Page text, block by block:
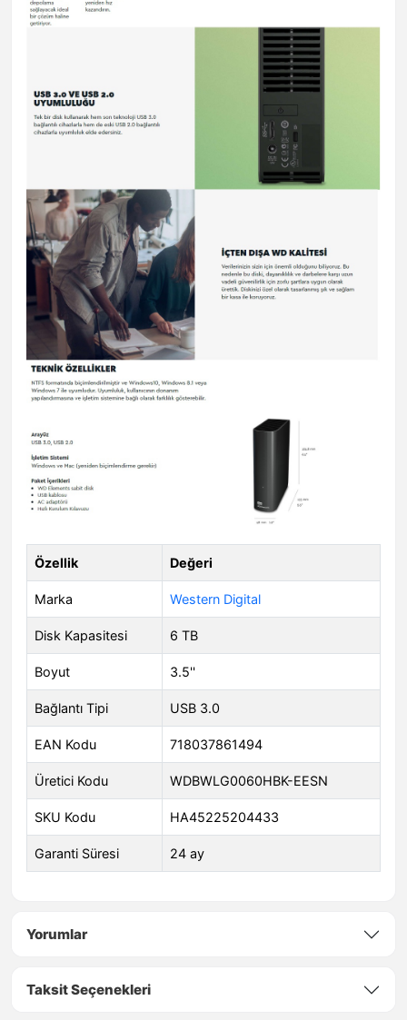
Özellik Değeri
Marka Western Digital
Disk Kapasitesi 6 TB
Boyut 3.5''
Bağlantı Tipi USB 3.0
EAN Kodu 718037861494
Üretici Kodu WDBWLG0060HBK-EESN
SKU Kodu HA45225204433
Garanti Süresi 24 ay
Yorumlar
Taksit Seçenekleri